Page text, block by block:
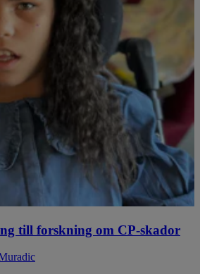
till forskning om CP-skador